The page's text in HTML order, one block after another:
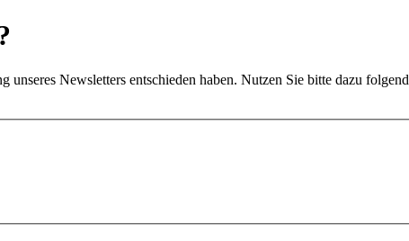
unseres Newsletters entschieden haben. Nutzen Sie bitte dazu